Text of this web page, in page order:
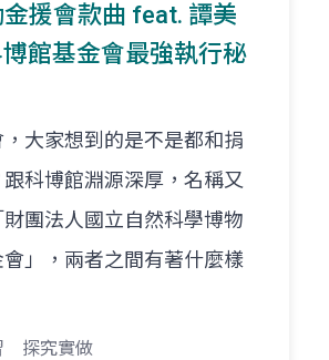
金援會款曲 feat. 譚美
館基金會最強執行秘
大家想到的是不是都和捐
科博館淵源深厚，名稱又
團法人國立自然科學博物
」，兩者之間有著什麼樣
探究實做